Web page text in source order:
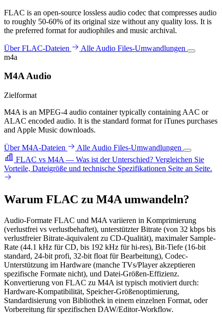
FLAC is an open-source lossless audio codec that compresses audio
to roughly 50-60% of its original size without any quality loss. It is
the preferred format for audiophiles and music archival.
Über FLAC-Dateien
Alle Audio Files-Umwandlungen
m4a
M4A Audio
Zielformat
M4A is an MPEG-4 audio container typically containing AAC or
ALAC encoded audio. It is the standard format for iTunes purchases
and Apple Music downloads.
Über M4A-Dateien
Alle Audio Files-Umwandlungen
FLAC vs M4A — Was ist der Unterschied? Vergleichen Sie
Vorteile, Dateigröße und technische Spezifikationen Seite an Seite.
Warum FLAC zu M4A umwandeln?
Audio-Formate FLAC und M4A variieren in Komprimierung
(verlustfrei vs verlustbehaftet), unterstützter Bitrate (von 32 kbps bis
verlustfreier Bitrate-äquivalent zu CD-Qualität), maximaler Sample-
Rate (44.1 kHz für CD, bis 192 kHz für hi-res), Bit-Tiefe (16-bit
standard, 24-bit profi, 32-bit float für Bearbeitung), Codec-
Unterstützung im Hardware (manche TVs/Player akzeptieren
spezifische Formate nicht), und Datei-Größen-Effizienz.
Konvertierung von FLAC zu M4A ist typisch motiviert durch:
Hardware-Kompatibilität, Speicher-Größenoptimierung,
Standardisierung von Bibliothek in einem einzelnen Format, oder
Vorbereitung für spezifischen DAW/Editor-Workflow.